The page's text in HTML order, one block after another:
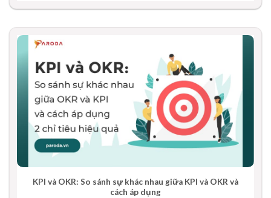
KPI và OKR: So sánh sự khác nhau giữa KPI và OKR và
cách áp dụng